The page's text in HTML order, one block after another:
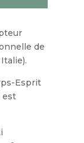
de
Esprit
est